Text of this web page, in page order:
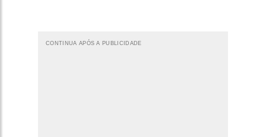
CONTINUA APÓS A PUBLICIDADE